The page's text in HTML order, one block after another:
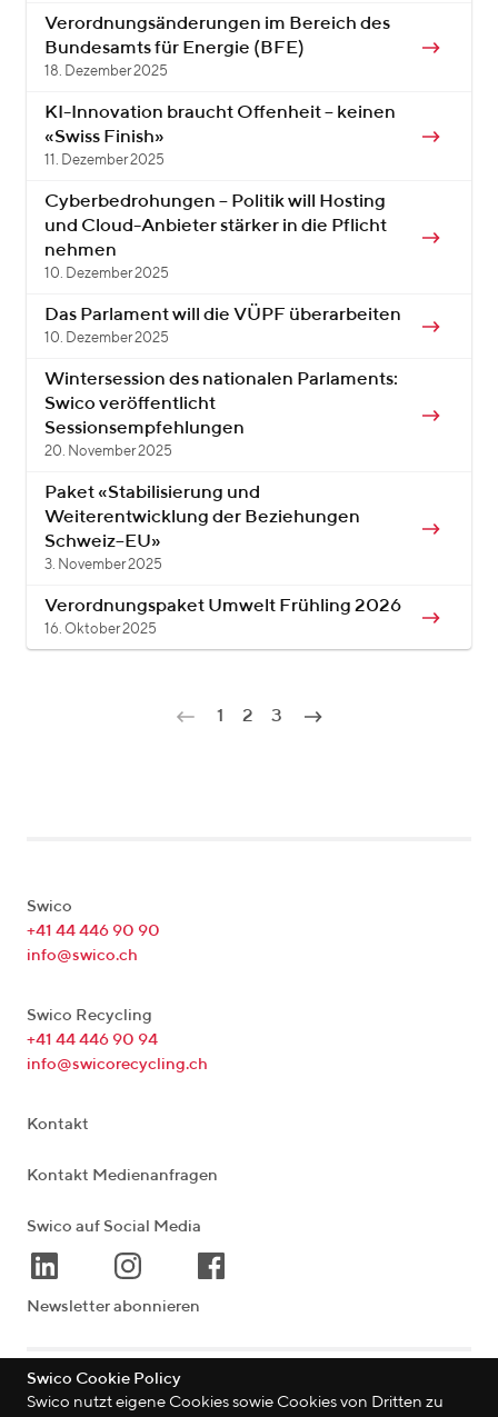
18. Dezember 2025
Verordnungsänderungen im Bereich des
Bundesamts für Energie (BFE)
11. Dezember 2025
KI-Innovation braucht Offenheit – keinen
«Swiss Finish»
10. Dezember 2025
Cyberbedrohungen – Politik will Hosting
und Cloud-Anbieter stärker in die Pflicht
nehmen
10. Dezember 2025
Das Parlament will die VÜPF überarbeiten
20. November 2025
Wintersession des nationalen Parlaments:
Swico veröffentlicht
Sessionsempfehlungen
3. November 2025
Paket «Stabilisierung und
Weiterentwicklung der Beziehungen
Schweiz–EU»
16. Oktober 2025
Verordnungspaket Umwelt Frühling 2026
1 2 3
Swico
+41 44 446 90 90
info@swico.ch
Swico Recycling
+41 44 446 90 94
info@swicorecycling.ch
Kontakt
Kontakt Medienanfragen
Swico auf Social Media
Newsletter abonnieren
Lagerstrasse 33 8004 Zürich | Schweiz
Swico Cookie Policy
Swico nutzt eigene Cookies sowie Cookies von Dritten zu